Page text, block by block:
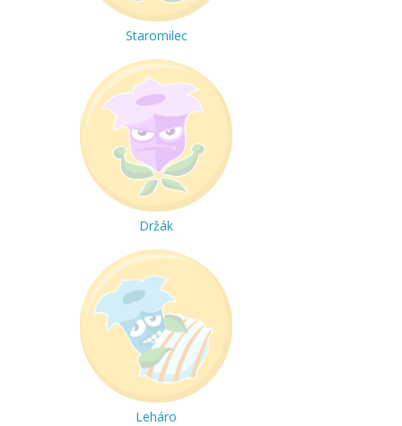
Staromilec
Držák
Leháro